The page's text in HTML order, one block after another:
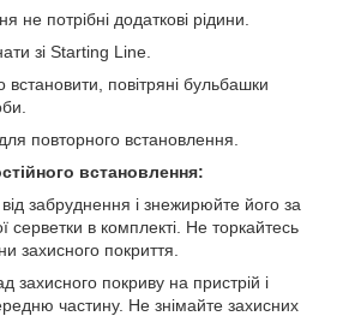
не потрібні додаткові рідини.
зі Starting Line.
повітряні бульбашки
повторного встановлення.
встановлення:
забруднення і знежирюйте його за
серветки в комплекті. Не торкайтесь
захисного покриття.
захисного покриву на пристрій і
частину. Не знімайте захисних